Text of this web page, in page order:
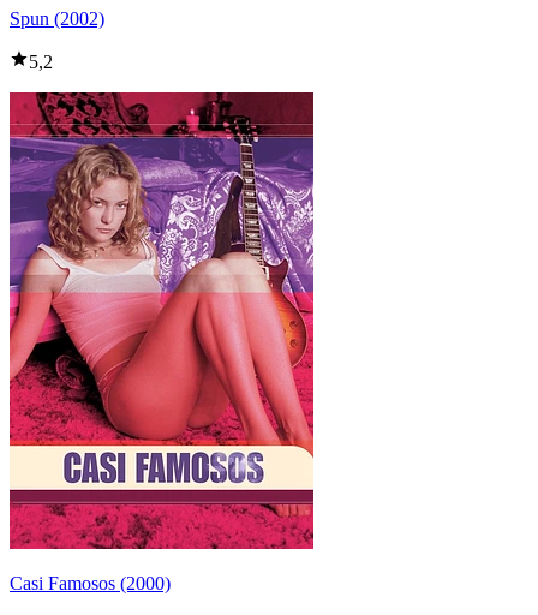
Spun (2002)
5,2
Casi Famosos (2000)